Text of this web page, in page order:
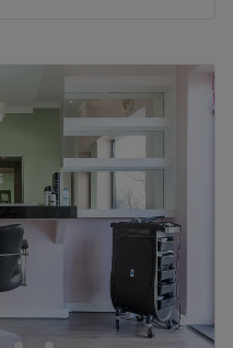
09:00 –20:30
09:00 –20:30
09:00
20:00
09:00
18:00
Fechado
se em Lisboa. Neste
para cuidar de
inolvidável!